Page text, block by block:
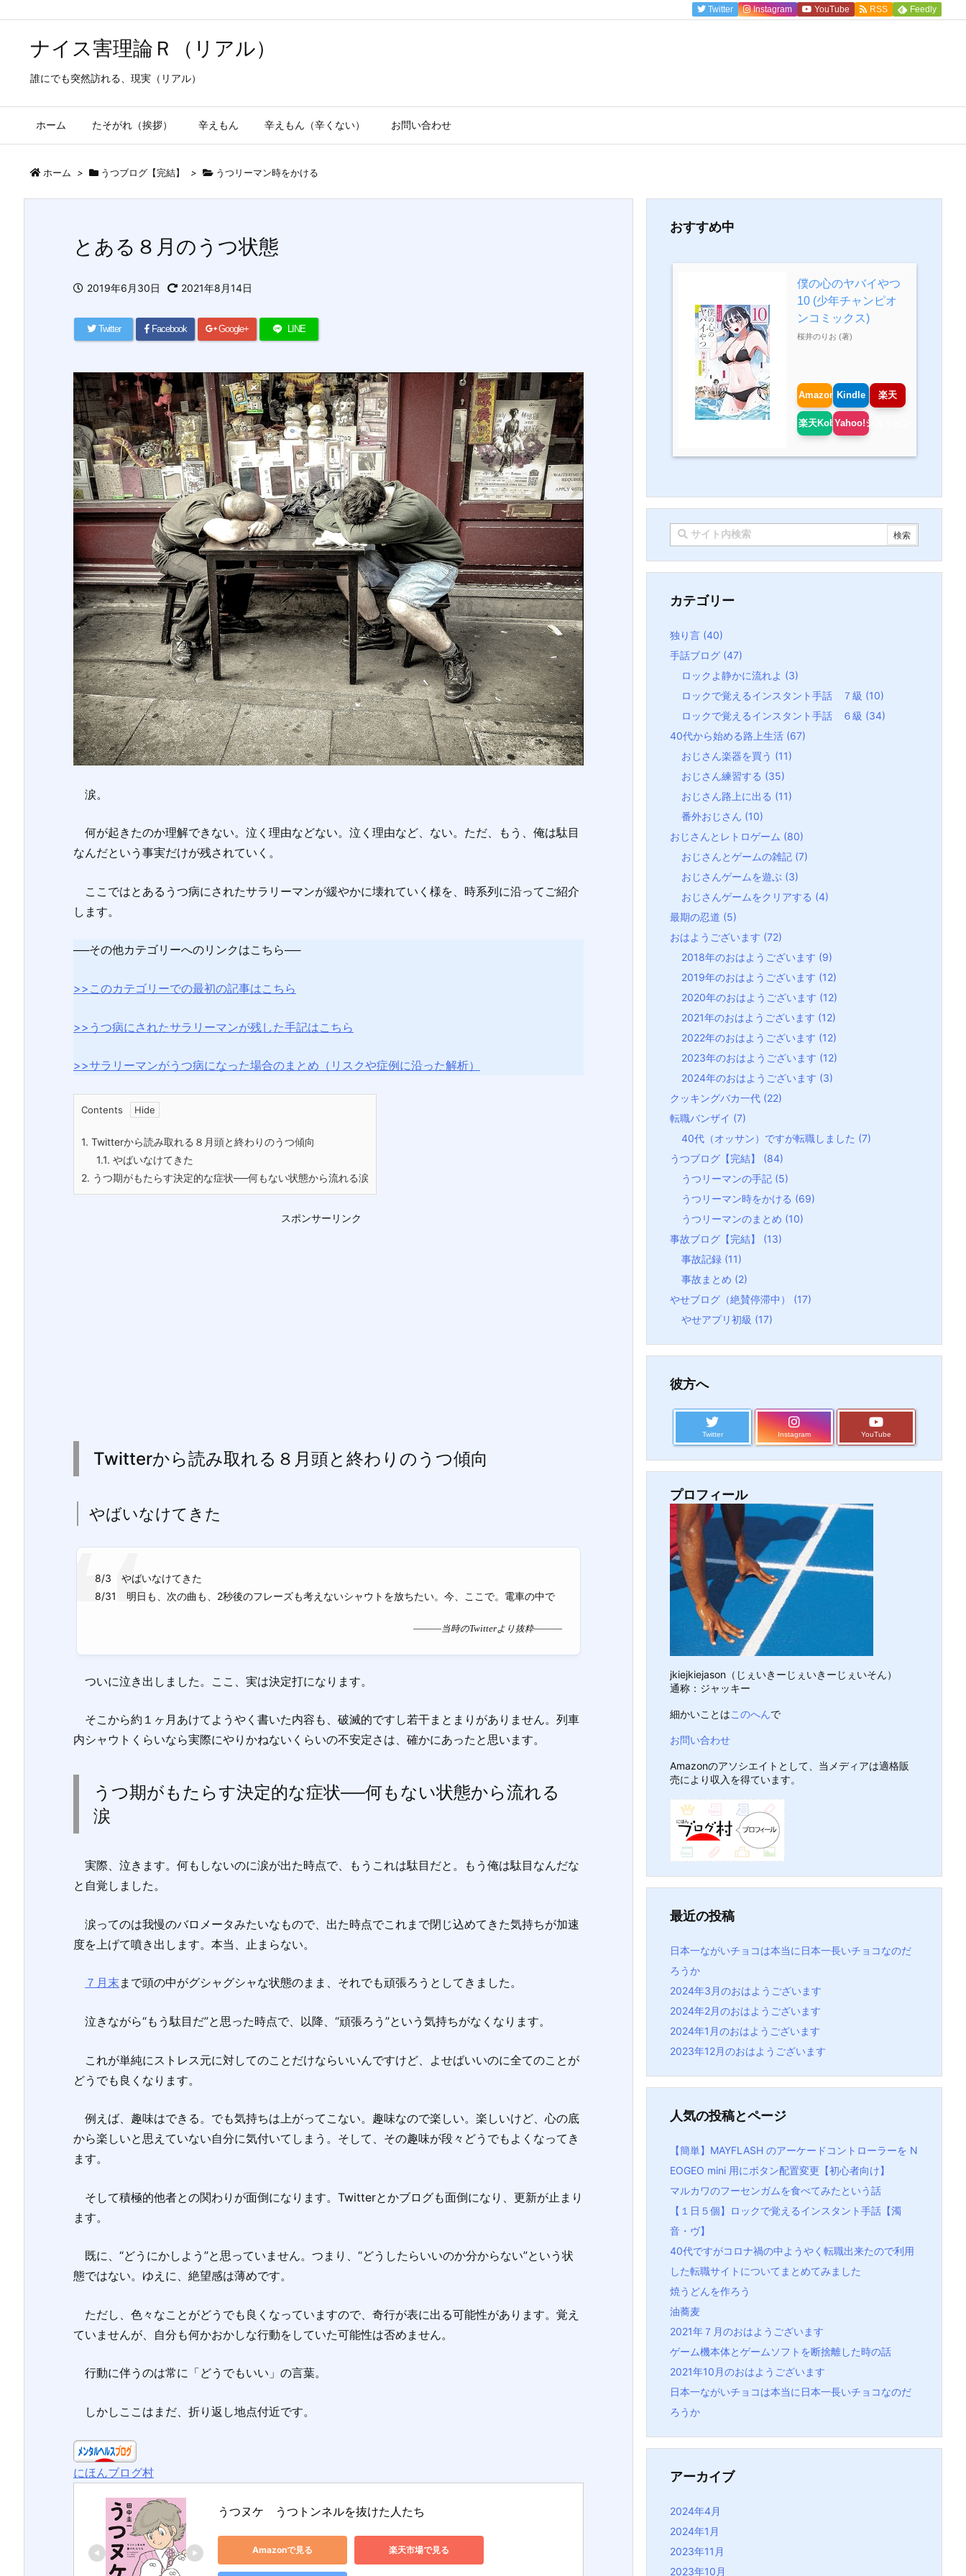
ナイス害理論Ｒ（リアル）
誰にでも突然訪れる、現実（リアル）
ホーム たそがれ（挨拶） 辛えもん 辛えもん（辛くない） お問い合わせ
Twitter Instagram YouTube RSS Feedly
ホーム > うつブログ【完結】 > うつリーマン時をかける
とある８月のうつ状態
2019年6月30日 2021年8月14日
Twitter Facebook Google+ LINE
涙。
何が起きたのか理解できない。泣く理由などない。泣く理由など、ない。ただ、もう、俺は駄目
なんだという事実だけが残されていく。
ここではとあるうつ病にされたサラリーマンが緩やかに壊れていく様を、時系列に沿ってご紹介
します。
──その他カテゴリーへのリンクはこちら──
>>このカテゴリーでの最初の記事はこちら
>>うつ病にされたサラリーマンが残した手記はこちら
>>サラリーマンがうつ病になった場合のまとめ（リスクや症例に沿った解析）
Contents
1. Twitterから読み取れる８月頭と終わりのうつ傾向
1.1. やばいなけてきた
2. うつ期がもたらす決定的な症状──何もない状態から流れる涙
スポンサーリンク
Twitterから読み取れる８月頭と終わりのうつ傾向
やばいなけてきた
8/3 やばいなけてきた
8/31 明日も、次の曲も、2秒後のフレーズも考えないシャウトを放ちたい。今、ここで。電車の中で
―――当時のTwitterより抜粋―――
ついに泣き出しました。ここ、実は決定打になります。
そこから約１ヶ月あけてようやく書いた内容も、破滅的ですし若干まとまりがありません。列車
内シャウトくらいなら実際にやりかねないくらいの不安定さは、確かにあったと思います。
うつ期がもたらす決定的な症状──何もない状態から流れる
涙
実際、泣きます。何もしないのに涙が出た時点で、もうこれは駄目だと。もう俺は駄目なんだな
と自覚しました。
涙ってのは我慢のバロメータみたいなもので、出た時点でこれまで閉じ込めてきた気持ちが加速
度を上げて噴き出します。本当、止まらない。
７月末 まで頭の中がグシャグシャな状態のまま、それでも頑張ろうとしてきました。
泣きながら“もう駄目だ”と思った時点で、以降、“頑張ろう”という気持ちがなくなります。
これが単純にストレス元に対してのことだけならいいんですけど、よせばいいのに全てのことが
どうでも良くなります。
例えば、趣味はできる。でも気持ちは上がってこない。趣味なので楽しい。楽しいけど、心の底
から楽しいと思えていない自分に気付いてしまう。そして、その趣味が段々どうでもよくなってき
ます。
そして積極的他者との関わりが面倒になります。Twitterとかブログも面倒になり、更新が止まり
ます。
既に、“どうにかしよう”と思っていません。つまり、“どうしたらいいのか分からない”という状
態ではない。ゆえに、絶望感は薄めです。
ただし、色々なことがどうでも良くなっていますので、奇行が表に出る可能性があります。覚え
ていませんが、自分も何かおかしな行動をしていた可能性は否めません。
行動に伴うのは常に「どうでもいい」の言葉。
しかしここはまだ、折り返し地点付近です。
にほんブログ村
うつヌケ　うつトンネルを抜けた人たち
Amazonで見る 楽天市場で見る
おすすめ中
僕の心のヤバイやつ
10 (少年チャンピオ
ンコミックス)
桜井のりお (著)
Amazon Kindle 楽天
楽天KoboYahoo!ショッピング
カテゴリー
独り言 (40)
手話ブログ (47)
ロックよ静かに流れよ (3)
ロックで覚えるインスタント手話 ７級 (10)
ロックで覚えるインスタント手話 ６級 (34)
40代から始める路上生活 (67)
おじさん楽器を買う (11)
おじさん練習する (35)
おじさん路上に出る (11)
番外おじさん (10)
おじさんとレトロゲーム (80)
おじさんとゲームの雑記 (7)
おじさんゲームを遊ぶ (3)
おじさんゲームをクリアする (4)
最期の忍道 (5)
おはようございます (72)
2018年のおはようございます (9)
2019年のおはようございます (12)
2020年のおはようございます (12)
2021年のおはようございます (12)
2022年のおはようございます (12)
2023年のおはようございます (12)
2024年のおはようございます (3)
クッキングバカ一代 (22)
転職バンザイ (7)
40代（オッサン）ですが転職しました (7)
うつブログ【完結】 (84)
うつリーマンの手記 (5)
うつリーマン時をかける (69)
うつリーマンのまとめ (10)
事故ブログ【完結】 (13)
事故記録 (11)
事故まとめ (2)
やせブログ（絶賛停滞中） (17)
やせアプリ初級 (17)
彼方へ
Twitter Instagram YouTube
プロフィール
jkiejkiejason（じぇいきーじぇいきーじぇいそん）
通称：ジャッキー
細かいことはこのへんで
お問い合わせ
Amazonのアソシエイトとして、当メディアは適格販
売により収入を得ています。
最近の投稿
日本一ながいチョコは本当に日本一長いチョコなのだ
ろうか
2024年3月のおはようございます
2024年2月のおはようございます
2024年1月のおはようございます
2023年12月のおはようございます
人気の投稿とページ
【簡単】MAYFLASH のアーケードコントローラーを N
EOGEO mini 用にボタン配置変更【初心者向け】
マルカワのフーセンガムを食べてみたという話
【１日５個】ロックで覚えるインスタント手話【濁
音・ヴ】
40代ですがコロナ禍の中ようやく転職出来たので利用
した転職サイトについてまとめてみました
焼うどんを作ろう
油蕎麦
2021年７月のおはようございます
ゲーム機本体とゲームソフトを断捨離した時の話
2021年10月のおはようございます
日本一ながいチョコは本当に日本一長いチョコなのだ
ろうか
アーカイブ
2024年4月
2024年1月
2023年11月
2023年10月